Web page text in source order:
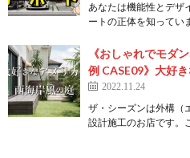
あなたは機能性とデザ
ートの正体を知って
《おしゃれでモダ
例 CASE09》⼤好
2022.11.24
ザ・シーズンは外構（
設計施工のお店です。